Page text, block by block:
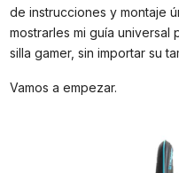
de instrucciones y montaje
mostrarles mi guía universal
silla gamer, sin importar su
Vamos a empezar.